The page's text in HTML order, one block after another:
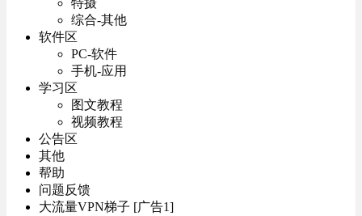
特摄
综合-其他
软件区
PC-软件
手机-应用
学习区
图文教程
视频教程
公告区
其他
帮助
问题反馈
大流量VPN梯子 [广告1]